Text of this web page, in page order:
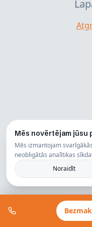
Mēs novērtējam jūsu
Mēs izmantojam
neobligātās analītikas
Privātuma politikaNoraidīt